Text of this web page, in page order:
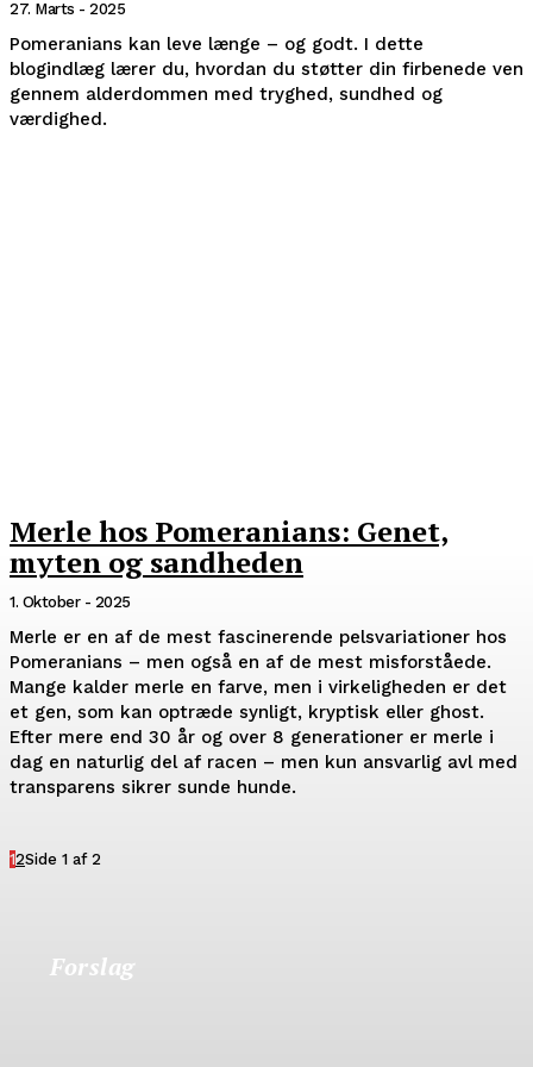
27. Marts - 2025
Pomeranians kan leve længe – og godt. I dette
blogindlæg lærer du, hvordan du støtter din firbenede ven
gennem alderdommen med tryghed, sundhed og
værdighed.
Merle hos Pomeranians: Genet,
myten og sandheden
1. Oktober - 2025
Merle er en af de mest fascinerende pelsvariationer hos
Pomeranians – men også en af de mest misforståede.
Mange kalder merle en farve, men i virkeligheden er det
et gen, som kan optræde synligt, kryptisk eller ghost.
Efter mere end 30 år og over 8 generationer er merle i
dag en naturlig del af racen – men kun ansvarlig avl med
transparens sikrer sunde hunde.
12Side 1 af 2
Forslag